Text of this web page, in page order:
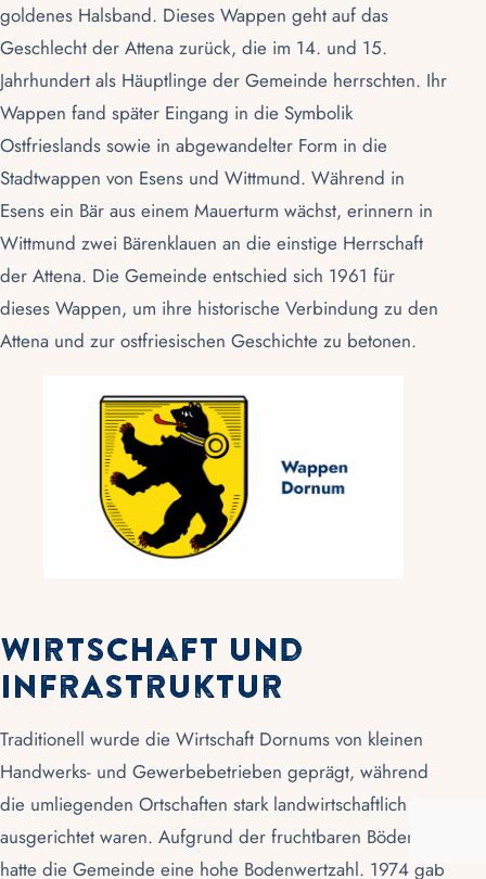
goldenes Halsband. Dieses Wappen geht auf das
Geschlecht der Attena zurück, die im 14. und 15.
Jahrhundert als Häuptlinge der Gemeinde herrschten. Ihr
Wappen fand später Eingang in die Symbolik
Ostfrieslands sowie in abgewandelter Form in die
Stadtwappen von Esens und Wittmund. Während in
Esens ein Bär aus einem Mauerturm wächst, erinnern in
Wittmund zwei Bärenklauen an die einstige Herrschaft
der Attena. Die Gemeinde entschied sich 1961 für
dieses Wappen, um ihre historische Verbindung zu den
Attena und zur ostfriesischen Geschichte zu betonen.
Wirtschaft und
Infrastruktur
Traditionell wurde die Wirtschaft Dornums von kleinen
Handwerks- und Gewerbebetrieben geprägt, während
die umliegenden Ortschaften stark landwirtschaftlich
ausgerichtet waren. Aufgrund der fruchtbaren Böden
hatte die Gemeinde eine hohe Bodenwertzahl. 1974 gab